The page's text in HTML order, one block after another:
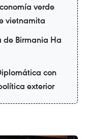
verde
vietnamita
de Birmania Ha
con
exterior